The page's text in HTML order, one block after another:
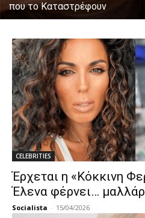
που το Καταστρέφουν
CELEBRITIES
Έρχεται η «Κόκκινη
Έλενα φέρνει…
Socialista - 15/04/2026